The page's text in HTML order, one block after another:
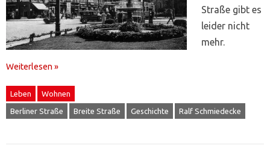
Straße gibt es
leider nicht
mehr.
Weiterlesen »
Leben Wohnen
Berliner Straße Breite Straße Geschichte Ralf Schmiedecke